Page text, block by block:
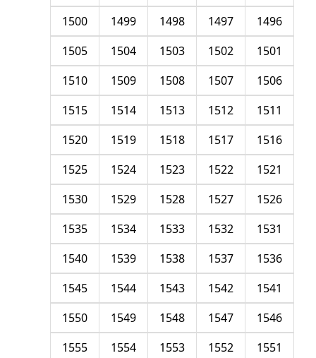
1496
1497
1498
1499
1500
1501
1502
1503
1504
1505
1506
1507
1508
1509
1510
1511
1512
1513
1514
1515
1516
1517
1518
1519
1520
1521
1522
1523
1524
1525
1526
1527
1528
1529
1530
1531
1532
1533
1534
1535
1536
1537
1538
1539
1540
1541
1542
1543
1544
1545
1546
1547
1548
1549
1550
1551
1552
1553
1554
1555